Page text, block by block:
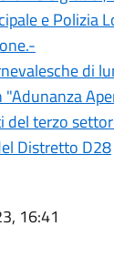
e Polizia
di
"Adunanza
terzo
Distretto D28
16:41